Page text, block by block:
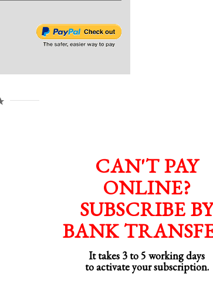
CAN'T PAY
ONLINE?
SUBSCRIBE
BANK
It takes 3 to 5 working days
to activate your subscription.